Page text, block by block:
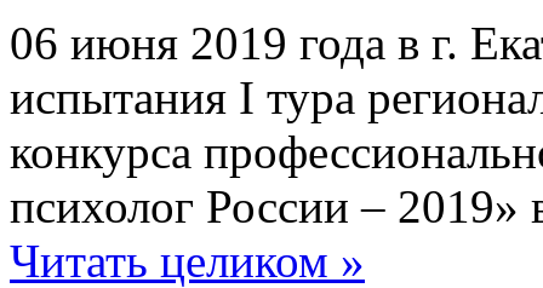
06 июня 2019 года в г.
испытания I тура
конкурса
психолог России – 2019»
Читать целиком »